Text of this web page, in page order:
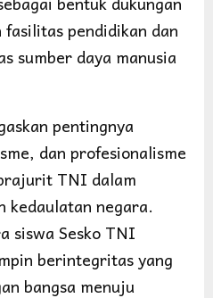
pendidikan dan
sumber daya manusia
pentingnya
dan profesionalisme
TNI dalam
kedaulatan negara.
siswa Sesko TNI
berintegritas yang
bangsa menuju